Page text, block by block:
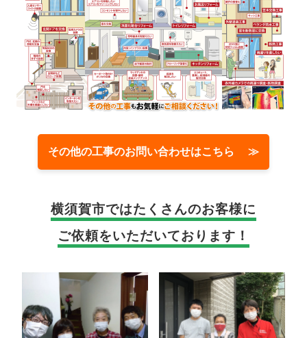
その他の工事のお問い合わせはこちら ≫
横須賀市ではたくさんのお客様に
ご依頼をいただいております！